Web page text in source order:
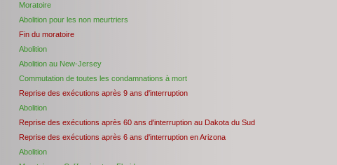
Moratoire
Abolition pour les non meurtriers
Fin du moratoire
Abolition
Abolition au New-Jersey
Commutation de toutes les condamnations à mort
Reprise des exécutions après 9 ans d'interruption
Abolition
Reprise des exécutions après 60 ans d'interruption au Dakota du Sud
Reprise des exécutions après 6 ans d'interruption en Arizona
Abolition